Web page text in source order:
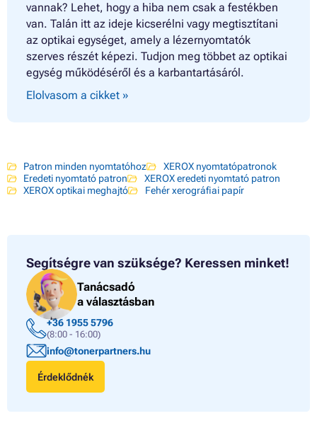
vannak? Lehet, hogy a hiba nem csak a festékben
van. Talán itt az ideje kicserélni vagy megtisztítani
az optikai egységet, amely a lézernyomtatók
szerves részét képezi. Tudjon meg többet az optikai
egység működéséről és a karbantartásáról.
Elolvasom a cikket »
Patron minden nyomtatóhoz
XEROX nyomtatópatronok
Eredeti nyomtató patron
XEROX eredeti nyomtató patron
XEROX optikai meghajtó
Fehér xerográfiai papír
Segítségre van szüksége? Keressen minket!
Tanácsadó
a választásban
+36 1955 5796
(8:00 - 16:00)
info@tonerpartners.hu
Érdeklődnék